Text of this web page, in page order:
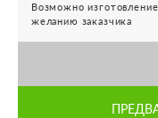
Возможно
желанию заказчика